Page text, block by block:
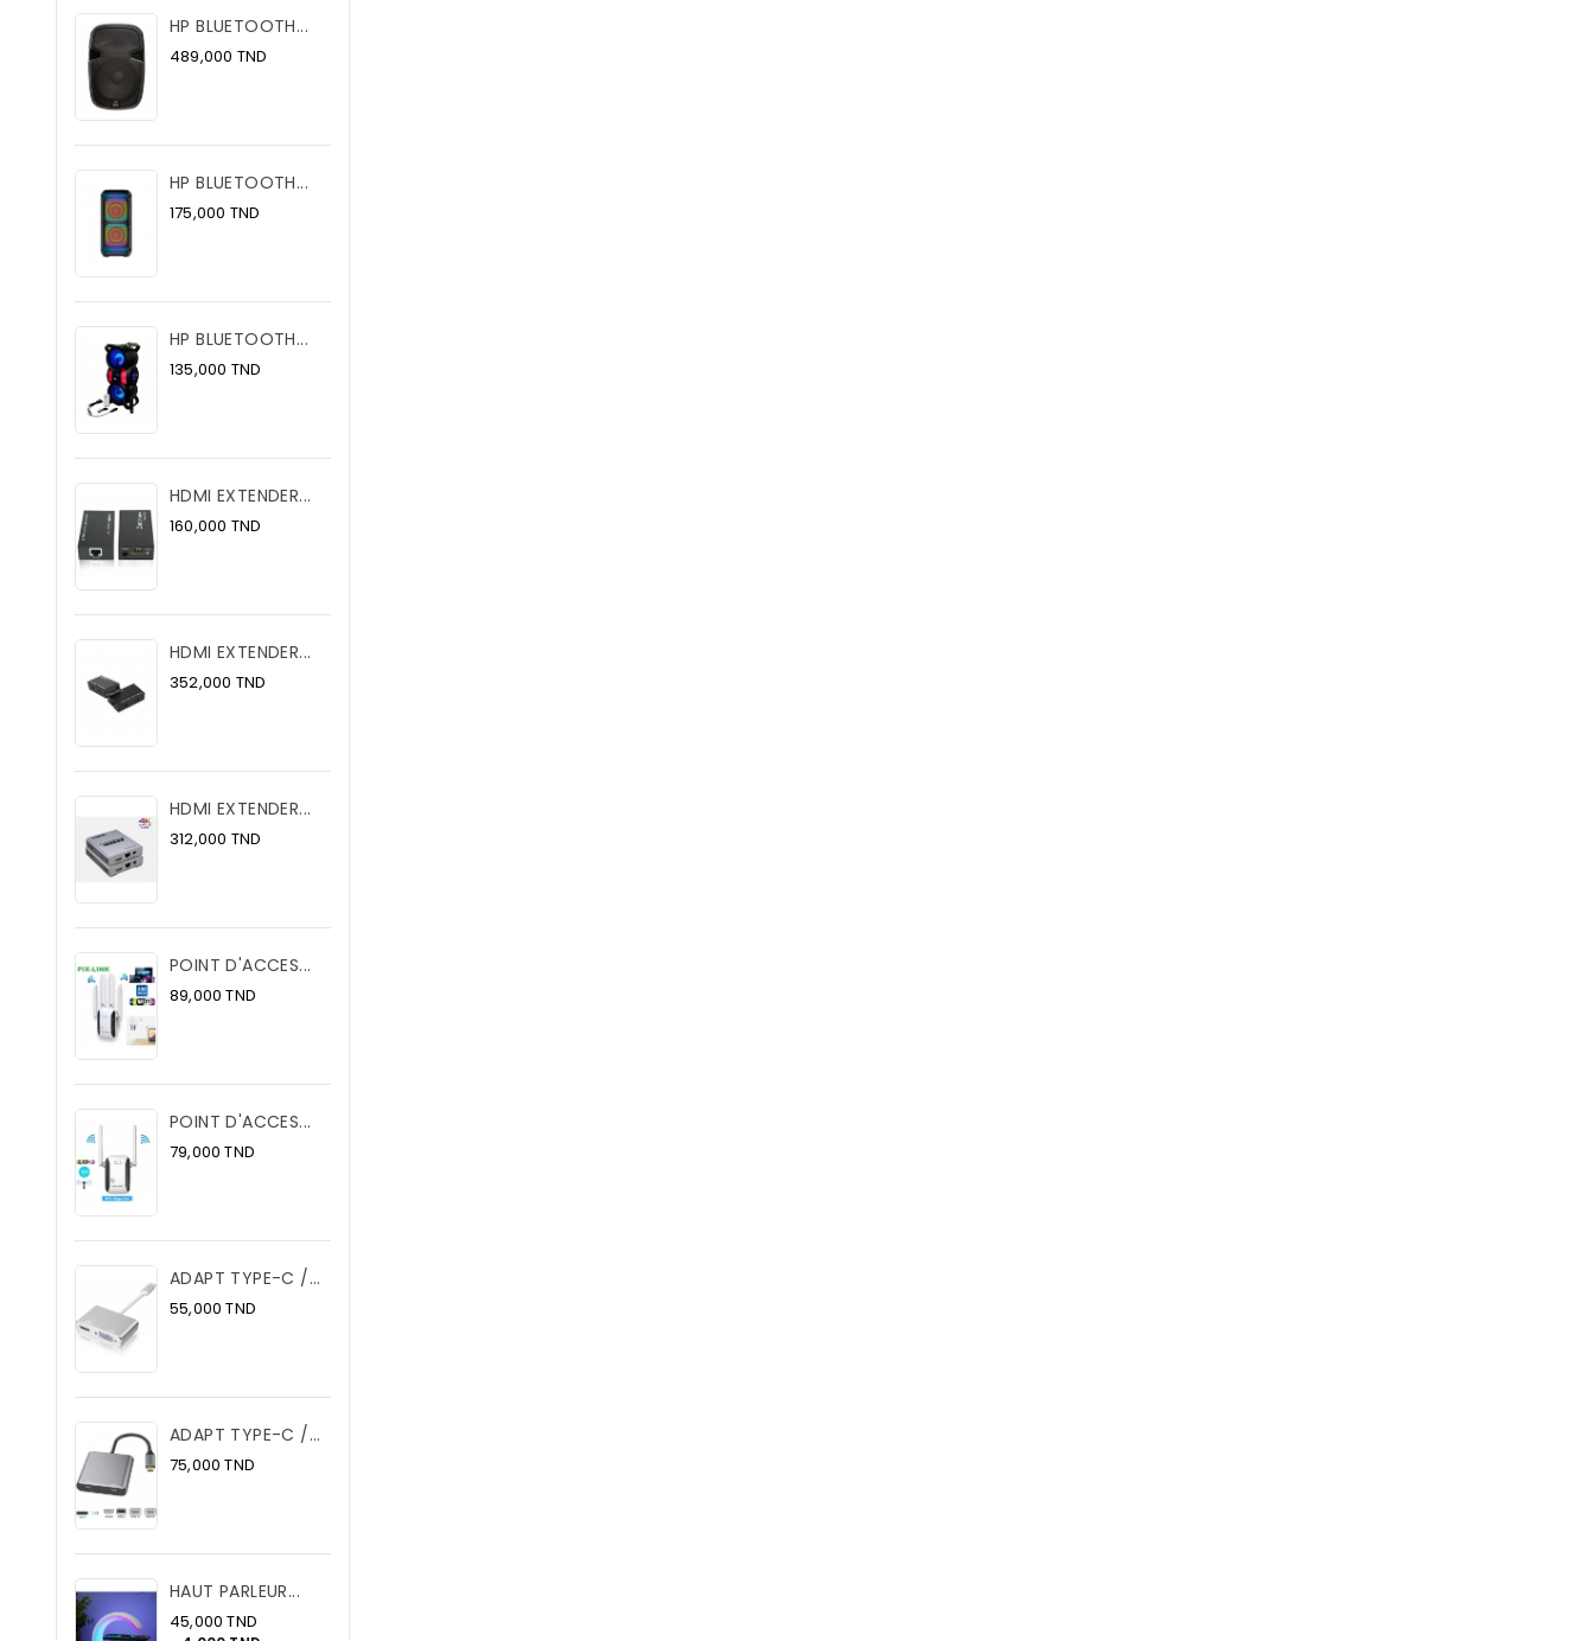
HP BLUETOOTH...
489,000 TND
HP BLUETOOTH...
175,000 TND
HP BLUETOOTH...
135,000 TND
HDMI EXTENDER...
160,000 TND
HDMI EXTENDER...
352,000 TND
HDMI EXTENDER...
312,000 TND
POINT D'ACCES...
89,000 TND
POINT D'ACCES...
79,000 TND
ADAPT TYPE-C /...
55,000 TND
ADAPT TYPE-C /...
75,000 TND
HAUT PARLEUR...
45,000 TND